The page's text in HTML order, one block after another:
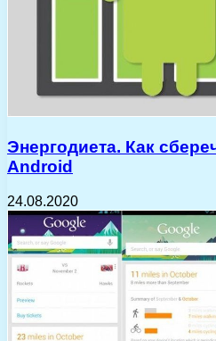
Энергодиета. Как
Android
24.08.2020